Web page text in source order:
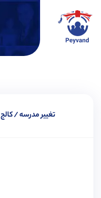
تغییر مدرسه / کالج